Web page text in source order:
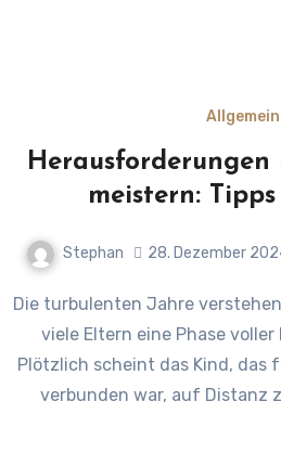
Allgemein
Herausforderungen
meistern:
Stephan 28. Dezember
Die turbulenten Jahre verstehen Teenagerjahre sind für
viele Eltern eine Phase
Plötzlich scheint das Kind, das
verbunden war, auf Distanz